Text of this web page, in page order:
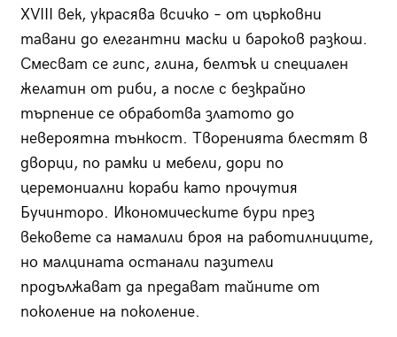
XVIII век, украсява всичко – от църковни
тавани до елегантни маски и бароков разкош.
Смесват се гипс, глина, белтък и специален
желатин от риби, а после с безкрайно
търпение се обработва златото до
невероятна тънкост. Творенията блестят в
дворци, по рамки и мебели, дори по
церемониални кораби като прочутия
Бучинторо. Икономическите бури през
вековете са намалили броя на работилниците,
но малцината останали пазители
продължават да предават тайните от
поколение на поколение.